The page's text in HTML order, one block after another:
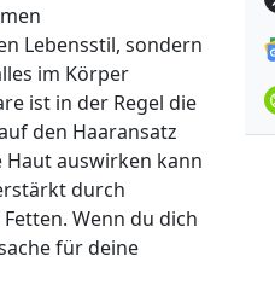
Lebensstil, sondern
im Körper
ist in der Regel die
den Haaransatz
Haut auswirken kann
durch
Wenn du dich
für deine